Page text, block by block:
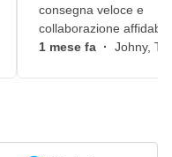
consegna veloce e
collaborazione
1 mese fa · Johny,